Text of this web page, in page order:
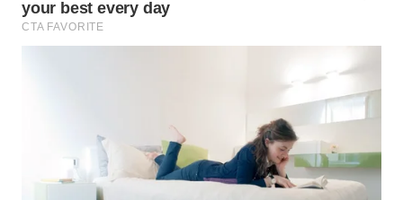
KARAWANG